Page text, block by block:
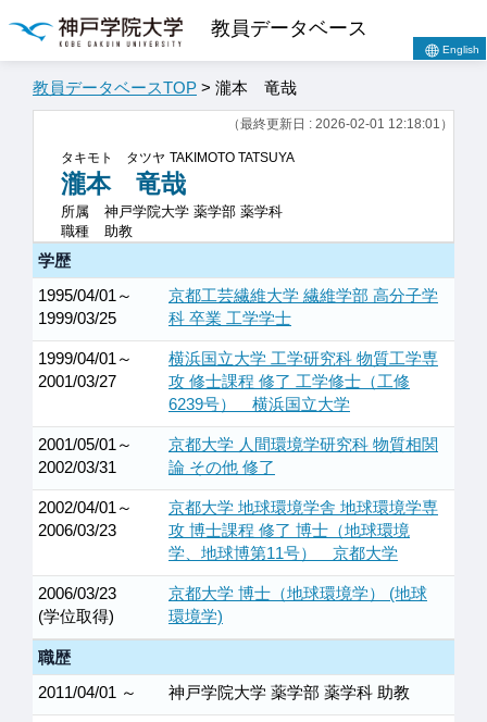
教員データベース
English
教員データベースTOP > 瀧本 竜哉
（最終更新日 : 2026-02-01 12:18:01）
タキモト タツヤ TAKIMOTO TATSUYA
瀧本 竜哉
所属
神戸学院大学 薬学部 薬学科
職種
助教
学歴
1995/04/01～
1999/03/25
京都工芸繊維大学 繊維学部 高分子学
科 卒業 工学学士
1999/04/01～
2001/03/27
横浜国立大学 工学研究科 物質工学専
攻 修士課程 修了 工学修士（工修
6239号） 横浜国立大学
2001/05/01～
2002/03/31
京都大学 人間環境学研究科 物質相関
論 その他 修了
2002/04/01～
2006/03/23
京都大学 地球環境学舎 地球環境学専
攻 博士課程 修了 博士（地球環境
学、地球博第11号） 京都大学
2006/03/23
(学位取得)
京都大学 博士（地球環境学） (地球
環境学)
職歴
2011/04/01 ～
神戸学院大学 薬学部 薬学科 助教